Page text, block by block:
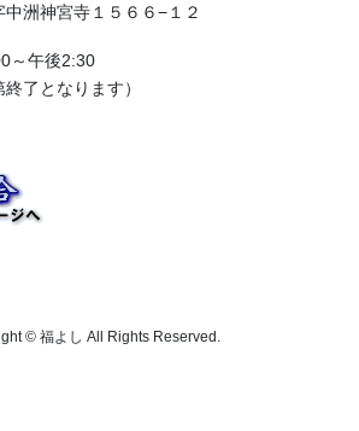
洲神宮寺１５６６−１２
～午後2:30
了となります）
© 福よし All Rights Reserved.